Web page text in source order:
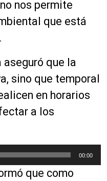
nos permite
que está
aseguró que la
sino que temporal
en horarios
a los
00:00
que como